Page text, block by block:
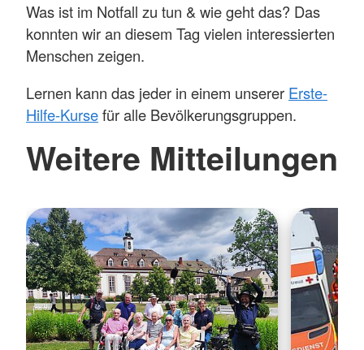
Was ist im Notfall zu tun & wie geht das? Das
konnten wir an diesem Tag vielen interessierten
Menschen zeigen.
Lernen kann das jeder in einem unserer Erste-
Hilfe-Kursefür alle Bevölkerungsgruppen.
Weitere Mitteilungen